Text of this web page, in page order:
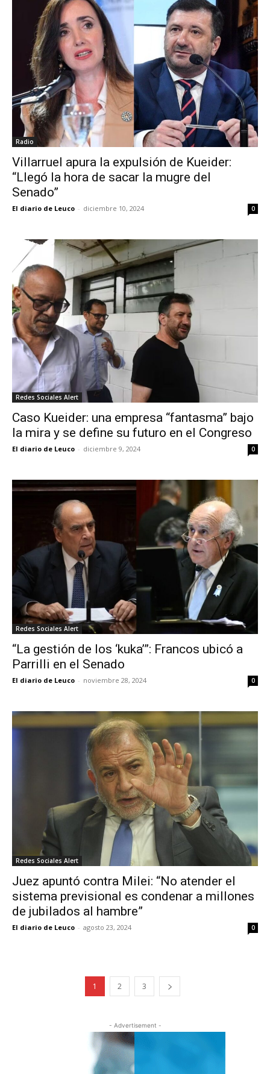
Radio
Villarruel apura la expulsión de Kueider:
“Llegó la hora de sacar la mugre del
Senado”
El diario de Leuco - diciembre 10, 2024 0
Redes Sociales Alert
Caso Kueider: una empresa “fantasma” bajo
la mira y se define su futuro en el Congreso
El diario de Leuco - diciembre 9, 2024 0
Redes Sociales Alert
“La gestión de los ‘kuka’”: Francos ubicó a
Parrilli en el Senado
El diario de Leuco - noviembre 28, 2024 0
Redes Sociales Alert
Juez apuntó contra Milei: “No atender el
sistema previsional es condenar a millones
de jubilados al hambre”
El diario de Leuco - agosto 23, 2024 0
1 2 3
- Advertisement -